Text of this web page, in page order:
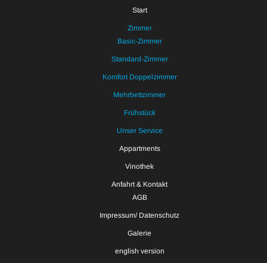
Start
Zimmer
Basic-Zimmer
Standard-Zimmer
Komfort Doppelzimmer
Mehrbettzimmer
Frühstück
Unser Service
Appartments
Vinothek
Anfahrt & Kontakt
AGB
Impressum/ Datenschutz
Galerie
english version